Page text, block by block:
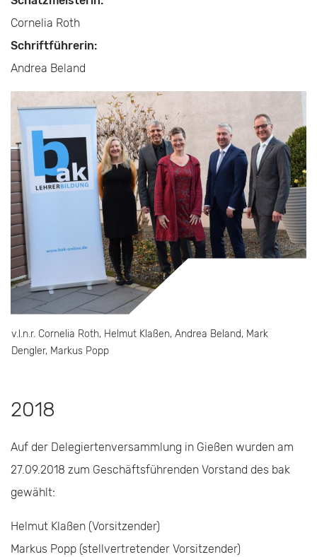
Cornelia Roth
Schriftführerin:
Andrea Beland
v.l.n.r. Cornelia Roth, Helmut Klaßen, Andrea Beland, Mark
Dengler, Markus Popp
2018
Auf der Delegiertenversammlung in Gießen wurden am
27.09.2018 zum Geschäftsführenden Vorstand des bak
gewählt:
Helmut Klaßen (Vorsitzender)
Markus Popp (stellvertretender Vorsitzender)